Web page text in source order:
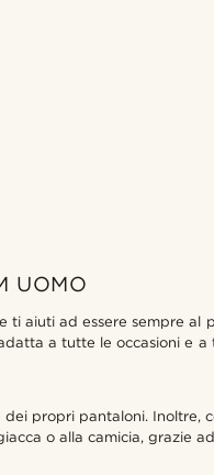
UOMO
aiuti ad essere sempre al
a tutte le occasioni e a
propri pantaloni. Inoltre,
o alla camicia, grazie